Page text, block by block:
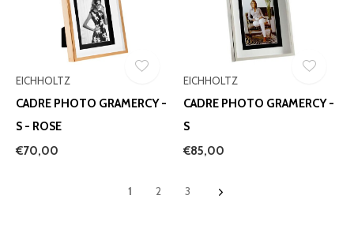
EICHHOLTZ
CADRE PHOTO GRAMERCY -
S - ROSE
€70,00
EICHHOLTZ
CADRE PHOTO GRAMERCY -
S
€85,00
1 2 3